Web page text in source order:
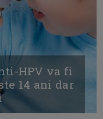
HPV va fi
14 ani dar